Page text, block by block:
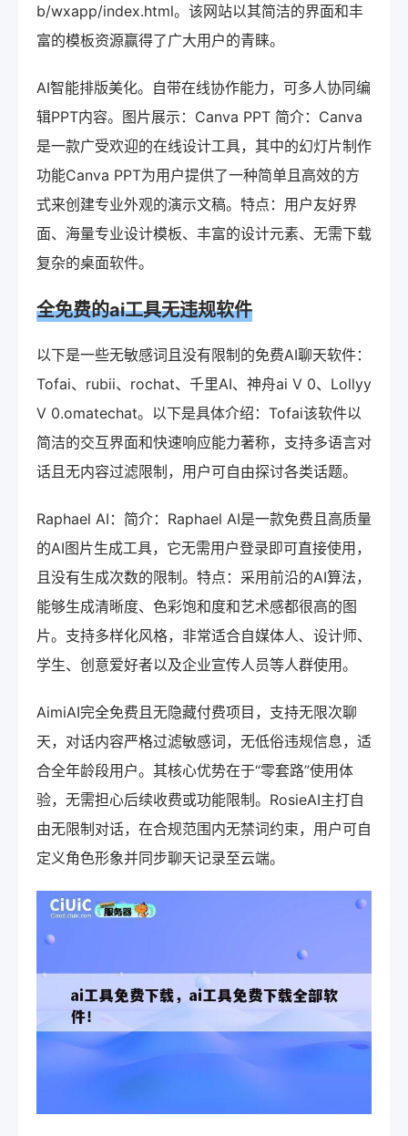
b/wxapp/index.html。该网站以其简洁的界面和丰
富的模板资源赢得了广大用户的青睐。
AI智能排版美化。自带在线协作能力，可多人协同编
辑PPT内容。图片展示：Canva PPT 简介：Canva
是一款广受欢迎的在线设计工具，其中的幻灯片制作
功能Canva PPT为用户提供了一种简单且高效的方
式来创建专业外观的演示文稿。特点：用户友好界
面、海量专业设计模板、丰富的设计元素、无需下载
复杂的桌面软件。
全免费的ai工具无违规软件
以下是一些无敏感词且没有限制的免费AI聊天软件：
Tofai、rubii、rochat、千里AI、神舟ai V 0、Lollyy
V 0.omatechat。以下是具体介绍：Tofai该软件以
简洁的交互界面和快速响应能力著称，支持多语言对
话且无内容过滤限制，用户可自由探讨各类话题。
Raphael AI：简介：Raphael AI是一款免费且高质量
的AI图片生成工具，它无需用户登录即可直接使用，
且没有生成次数的限制。特点：采用前沿的AI算法，
能够生成清晰度、色彩饱和度和艺术感都很高的图
片。支持多样化风格，非常适合自媒体人、设计师、
学生、创意爱好者以及企业宣传人员等人群使用。
AimiAI完全免费且无隐藏付费项目，支持无限次聊
天，对话内容严格过滤敏感词，无低俗违规信息，适
合全年龄段用户。其核心优势在于“零套路”使用体
验，无需担心后续收费或功能限制。RosieAI主打自
由无限制对话，在合规范围内无禁词约束，用户可自
定义角色形象并同步聊天记录至云端。